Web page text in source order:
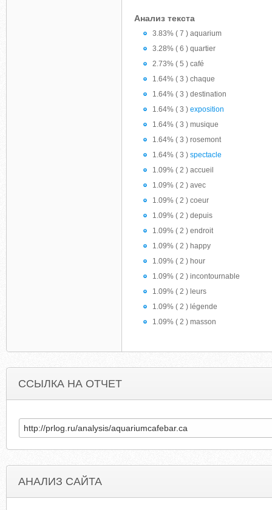
Анализ текста
3.83% ( 7 ) aquarium
3.28% ( 6 ) quartier
2.73% ( 5 ) café
1.64% ( 3 ) chaque
1.64% ( 3 ) destination
1.64% ( 3 ) exposition
1.64% ( 3 ) musique
1.64% ( 3 ) rosemont
1.64% ( 3 ) spectacle
1.09% ( 2 ) accueil
1.09% ( 2 ) avec
1.09% ( 2 ) coeur
1.09% ( 2 ) depuis
1.09% ( 2 ) endroit
1.09% ( 2 ) happy
1.09% ( 2 ) hour
1.09% ( 2 ) incontournable
1.09% ( 2 ) leurs
1.09% ( 2 ) légende
1.09% ( 2 ) masson
ССЫЛКА НА ОТЧЕТ
АНАЛИЗ САЙТА